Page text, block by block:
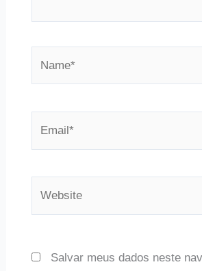
Salvar meus dados neste